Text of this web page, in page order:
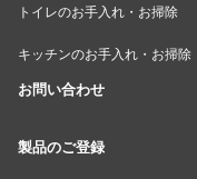
トイレのお手入れ・お掃除
キッチンのお手入れ・お掃除
お問い合わせ
製品のご登録